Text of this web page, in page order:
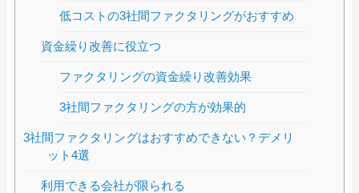
低コストの3社間ファクタリングがおすすめ
資金繰り改善に役立つ
ファクタリングの資金繰り改善効果
3社間ファクタリングの方が効果的
3社間ファクタリングはおすすめできない？デメリ
ット4選
利用できる会社が限られる